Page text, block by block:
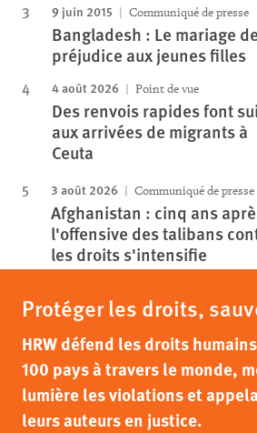
9 juin 2015 Communiqué de presse
Bangladesh : Le mariage
préjudice aux jeunes filles
4 août 2026 Point de vue
Des renvois rapides font
aux arrivées de migrants à
Ceuta
3 août 2026 Communiqué de presse
Afghanistan : cinq ans
l'offensive des talibans
les droits s'intensifie
Protéger les droits,
HRW défend les droits
100 pays à travers le monde,
lumière les violations et
leurs auteurs en justice.